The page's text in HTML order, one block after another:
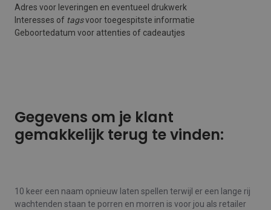
Adres voor leveringen en eventueel drukwerk
Interesses of tagsvoor toegespitste informatie
Geboortedatum voor attenties of cadeautjes
Gegevens om je klant
gemakkelijk terug te vinden:
10 keer een naam opnieuw laten spellen terwijl er een lange rij
wachtenden staan te porren en morren is voor jou als retailer